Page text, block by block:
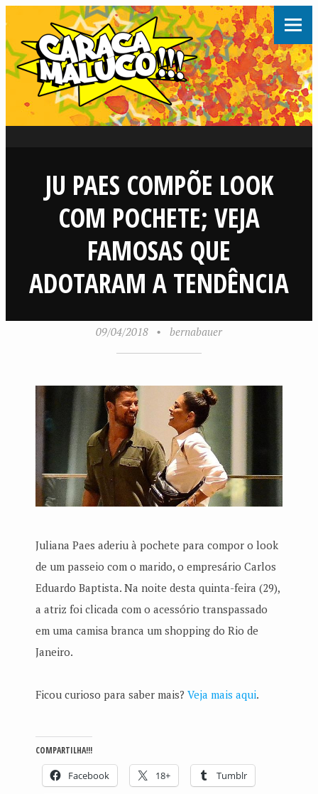
JU PAES COMPÕE LOOK
COM POCHETE; VEJA
FAMOSAS QUE
ADOTARAM A TENDÊNCIA
09/04/2018 • bernabauer
Juliana Paes aderiu à pochete para compor o look
de um passeio com o marido, o empresário Carlos
Eduardo Baptista. Na noite desta quinta-feira (29),
a atriz foi clicada com o acessório transpassado
em uma camisa branca um shopping do Rio de
Janeiro.
Ficou curioso para saber mais? Veja mais aqui.
COMPARTILHA!!!
Facebook 18+ Tumblr